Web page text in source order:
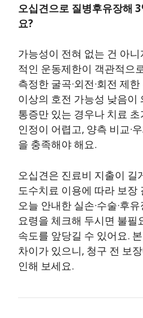
오십견으로 질병후유장해
요?
가능성이 전혀 없는 건 아
적인 운동제한이 객관적으
측정한 굴곡·외전·회전 제
이상의 호전 가능성 낮음이
통증만 있는 경우나 치료
인정이 어렵고, 양측 비교·
을 충족해야 해요.
오십견은 진료비 지출이 길
도수치료 이용에 따라 보장
오늘 안내한 실손·수술·후
요령을 체크해 두시면 불필
속도를 앞당길 수 있어요.
차이가 있으니, 청구 전 보
인해 보세요.